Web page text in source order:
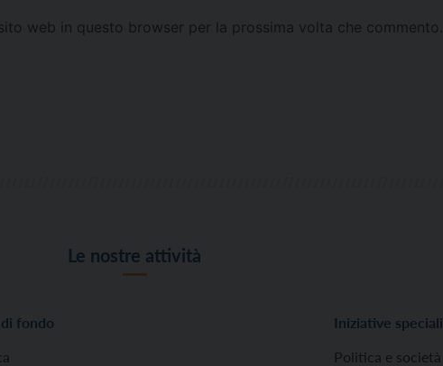
web in questo browser per la prossima volta che commento.
Le nostre attività
fondo
Iniziative speciali
Politica e società